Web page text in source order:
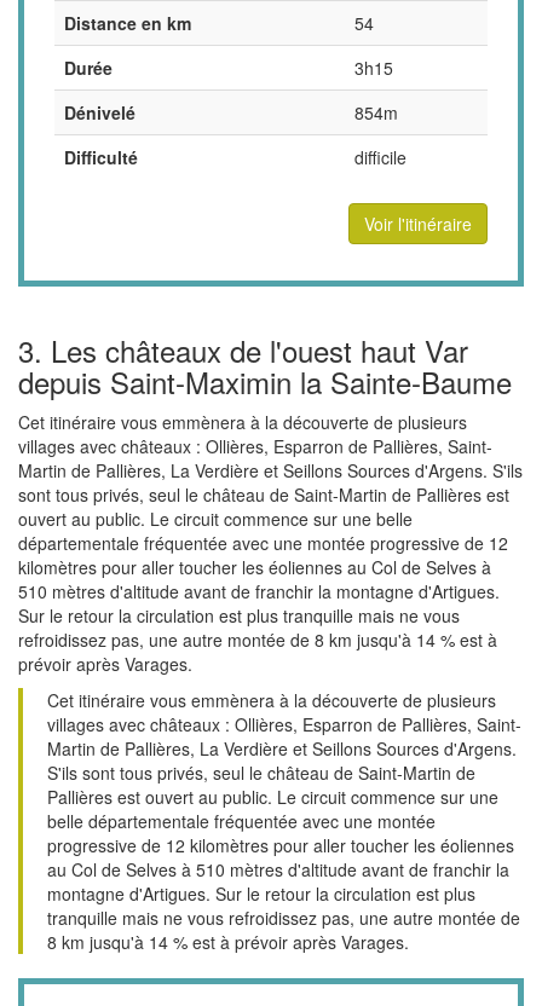
Distance en km
54
Durée
3h15
Dénivelé
854m
Difficulté
difficile
Voir l'itinéraire
3. Les châteaux de l'ouest haut Var
depuis Saint-Maximin la Sainte-Baume
Cet itinéraire vous emmènera à la découverte de plusieurs
villages avec châteaux : Ollières, Esparron de Pallières, Saint-
Martin de Pallières, La Verdière et Seillons Sources d'Argens. S'ils
sont tous privés, seul le château de Saint-Martin de Pallières est
ouvert au public. Le circuit commence sur une belle
départementale fréquentée avec une montée progressive de 12
kilomètres pour aller toucher les éoliennes au Col de Selves à
510 mètres d'altitude avant de franchir la montagne d'Artigues.
Sur le retour la circulation est plus tranquille mais ne vous
refroidissez pas, une autre montée de 8 km jusqu'à 14 % est à
prévoir après Varages.
Cet itinéraire vous emmènera à la découverte de plusieurs
villages avec châteaux : Ollières, Esparron de Pallières, Saint-
Martin de Pallières, La Verdière et Seillons Sources d'Argens.
S'ils sont tous privés, seul le château de Saint-Martin de
Pallières est ouvert au public. Le circuit commence sur une
belle départementale fréquentée avec une montée
progressive de 12 kilomètres pour aller toucher les éoliennes
au Col de Selves à 510 mètres d'altitude avant de franchir la
montagne d'Artigues. Sur le retour la circulation est plus
tranquille mais ne vous refroidissez pas, une autre montée de
8 km jusqu'à 14 % est à prévoir après Varages.